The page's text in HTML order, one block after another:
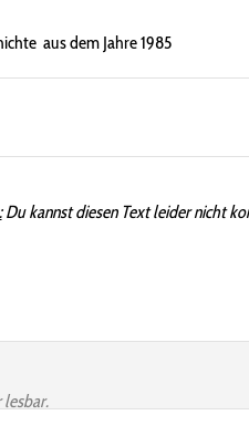
aus dem Jahre 1985
Du kannst diesen Text leider nicht
lesbar.